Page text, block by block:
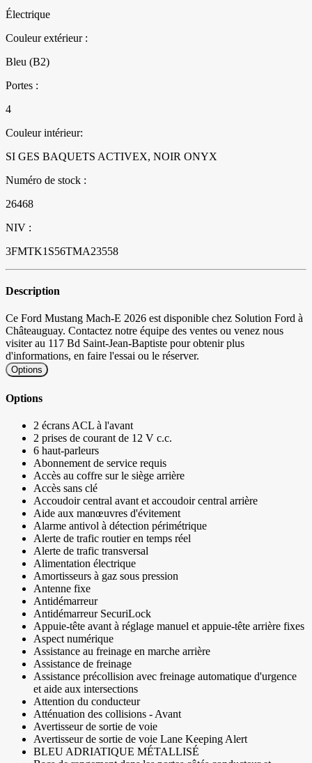
Électrique
Couleur extérieur :
Bleu (B2)
Portes :
4
Couleur intérieur:
SI GES BAQUETS ACTIVEX, NOIR ONYX
Numéro de stock :
26468
NIV :
3FMTK1S56TMA23558
Description
Ce Ford Mustang Mach-E 2026 est disponible chez Solution Ford à
Châteauguay. Contactez notre équipe des ventes ou venez nous
visiter au 117 Bd Saint-Jean-Baptiste pour obtenir plus
d'informations, en faire l'essai ou le réserver.
Options
Options
2 écrans ACL à l'avant
2 prises de courant de 12 V c.c.
6 haut-parleurs
Abonnement de service requis
Accès au coffre sur le siège arrière
Accès sans clé
Accoudoir central avant et accoudoir central arrière
Aide aux manœuvres d'évitement
Alarme antivol à détection périmétrique
Alerte de trafic routier en temps réel
Alerte de trafic transversal
Alimentation électrique
Amortisseurs à gaz sous pression
Antenne fixe
Antidémarreur
Antidémarreur SecuriLock
Appuie-tête avant à réglage manuel et appuie-tête arrière fixes
Aspect numérique
Assistance au freinage en marche arrière
Assistance de freinage
Assistance précollision avec freinage automatique d'urgence
et aide aux intersections
Attention du conducteur
Atténuation des collisions - Avant
Avertisseur de sortie de voie
Avertisseur de sortie de voie Lane Keeping Alert
BLEU ADRIATIQUE MÉTALLISÉ